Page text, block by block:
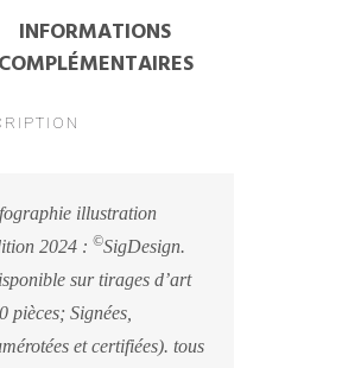
INFORMATIONS
COMPLÉMENTAIRES
illustration
2024 : ©SigDesign.
sur tirages d’art
pièces; Signées,
et certifiées). tous